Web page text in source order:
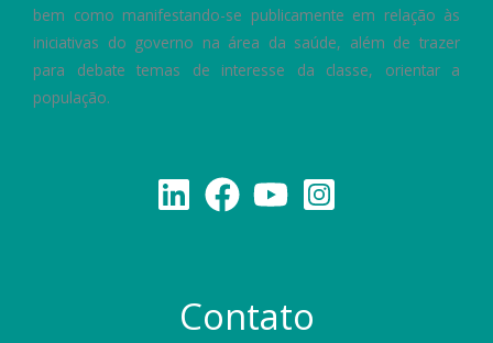
bem como manifestando-se publicamente em relação às
iniciativas do governo na área da saúde, além de trazer
para debate temas de interesse da classe, orientar a
população.
Contato